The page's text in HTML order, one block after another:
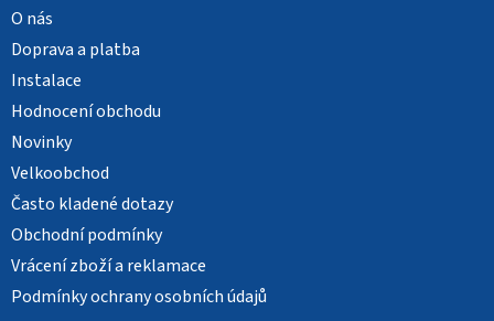
O nás
Doprava a platba
Instalace
Hodnocení obchodu
Novinky
Velkoobchod
Často kladené dotazy
Obchodní podmínky
Vrácení zboží a reklamace
Podmínky ochrany osobních údajů